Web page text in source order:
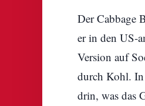
Der Cabbage
er in den US-
Version auf
durch Kohl.
drin, was das